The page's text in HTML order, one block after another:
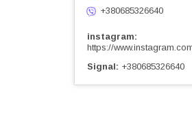
+380685326640
instagram
https://
Signal
+380685326640